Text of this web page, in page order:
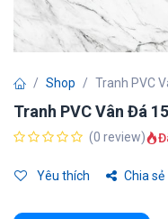
Shop Tranh PVC
Tranh PVC Vân Đá
(0 review)
Yêu thích Chia sẻ